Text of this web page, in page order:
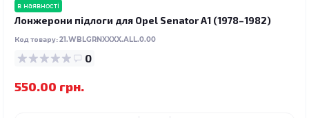
в наявності
Лонжерони підлоги для Opel Senator A1 (1978–1982)
Код товару:21.WBLGRNXXXX.ALL.0.00
0
550.00 грн.